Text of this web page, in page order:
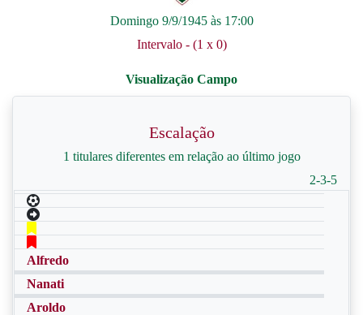
Domingo 9/9/1945 às 17:00
Intervalo - (1 x 0)
Escalação
1 titulares diferentes em relação ao último jogo
2-3-5
Alfredo
Nanati
Aroldo